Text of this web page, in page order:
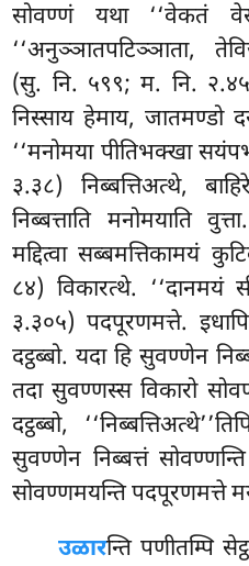
सोवण्णं यथा ‘‘वेकतं
‘‘अनुञ्ञातपटिञ्ञाता,
(सु. नि. ५९९; म. नि.
निस्साय हेमाय, जातमण्डो
‘‘मनोमया पीतिभक्खा
३.३८) निब्बत्तिअत्थे,
निब्बत्ताति मनोमयाति
मद्दित्वा सब्बमत्तिकामयं
८४) विकारत्थे. ‘‘दानमयं
३.३०५) पदपूरणमत्ते.
दट्ठब्बो. यदा हि सुवण्णेन
तदा सुवण्णस्स विकारो
दट्ठब्बो,
सुवण्णेन निब्बत्तं
सोवण्णमयन्ति पदपूरणमत्ते
उळारन्ति पणीतम्पि